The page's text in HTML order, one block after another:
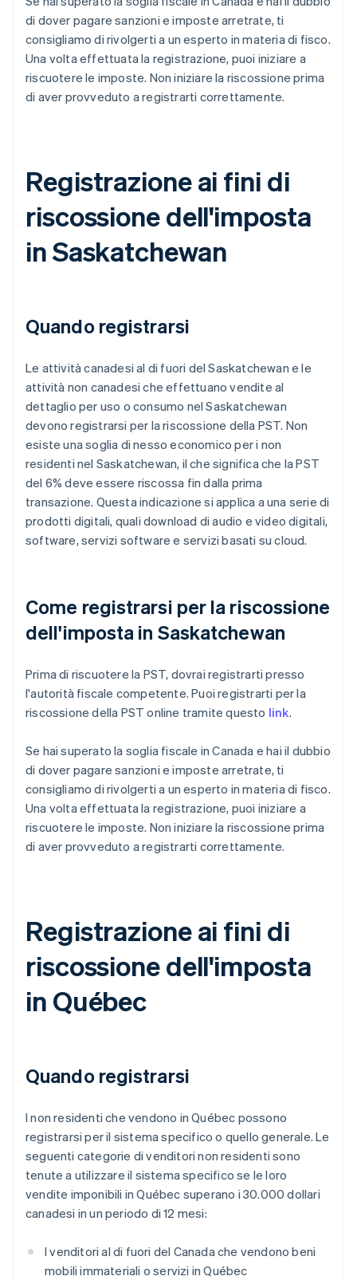
di dover pagare sanzioni e imposte arretrate, ti
consigliamo di rivolgerti a un esperto in materia di fisco.
Una volta effettuata la registrazione, puoi iniziare a
riscuotere le imposte. Non iniziare la riscossione prima
di aver provveduto a registrarti correttamente.
Registrazione ai fini di
riscossione dell'imposta
in Saskatchewan
Quando registrarsi
Le attività canadesi al di fuori del Saskatchewan e le
attività non canadesi che effettuano vendite al
dettaglio per uso o consumo nel Saskatchewan
devono registrarsi per la riscossione della PST. Non
esiste una soglia di nesso economico per i non
residenti nel Saskatchewan, il che significa che la PST
del 6% deve essere riscossa fin dalla prima
transazione. Questa indicazione si applica a una serie di
prodotti digitali, quali download di audio e video digitali,
software, servizi software e servizi basati su cloud.
Come registrarsi per la riscossione
dell'imposta in Saskatchewan
Prima di riscuotere la PST, dovrai registrarti presso
l'autorità fiscale competente. Puoi registrarti per la
riscossione della PST online tramite questo link.
Se hai superato la soglia fiscale in Canada e hai il dubbio
di dover pagare sanzioni e imposte arretrate, ti
consigliamo di rivolgerti a un esperto in materia di fisco.
Una volta effettuata la registrazione, puoi iniziare a
riscuotere le imposte. Non iniziare la riscossione prima
di aver provveduto a registrarti correttamente.
Registrazione ai fini di
riscossione dell'imposta
in Québec
Quando registrarsi
I non residenti che vendono in Québec possono
registrarsi per il sistema specifico o quello generale. Le
seguenti categorie di venditori non residenti sono
tenute a utilizzare il sistema specifico se le loro
vendite imponibili in Québec superano i 30.000 dollari
canadesi in un periodo di 12 mesi:
I venditori al di fuori del Canada che vendono beni
mobili immateriali o servizi in Québec